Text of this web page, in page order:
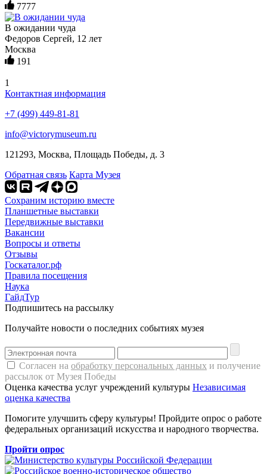
7777
В ожидании чуда
Федоров Сергей, 12 лет
Москва
191
1
Контактная информация
+7 (499) 449-81-81
info@victorymuseum.ru
121293, Москва, Площадь Победы, д. 3
Обратная связь Карта Музея
Сохраним историю вместе
Планшетные выставки
Передвижные выставки
Вакансии
Вопросы и ответы
Отзывы
Госкаталог.рф
Правила посещения
Наука
ГайдТур
Подпишитесь на рассылку
Получайте новости о последних событиях музея
Согласен на обработку персональных данных и получение
рассылок от Музея Победы
Оценка качества услуг учреждений культуры Независимая
оценка качества
Помогите улучшить сферу культуры! Пройдите опрос о работе
федеральных организаций искусства и народного творчества.
Пройти опрос